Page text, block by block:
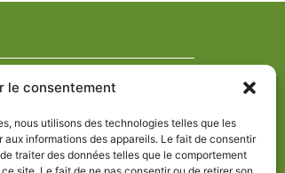
le consentement
nous utilisons des technologies telles que les
informations des appareils. Le fait de consentir
traiter des données telles que le comportement
confidentialité
cookies (UE)